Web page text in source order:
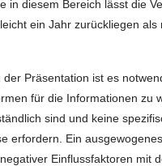
in diesem Bereich lässt die
ein Jahr zurückliegen als
Präsentation ist es
für die Informationen zu
sind und keine
erfordern. Ein
Einflussfaktoren mit